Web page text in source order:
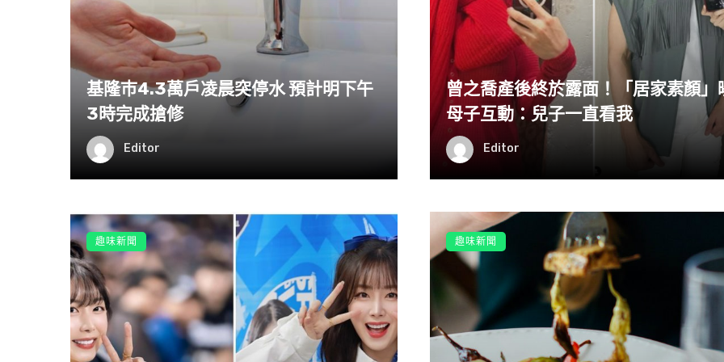
基隆巿4.3萬戶凌晨突停水 預計明下午
3時完成搶修
Editor
曾之喬產後終於露面！「居家素顏」
母子互動：兒子一直看我
Editor
趣味新聞 趣味新聞